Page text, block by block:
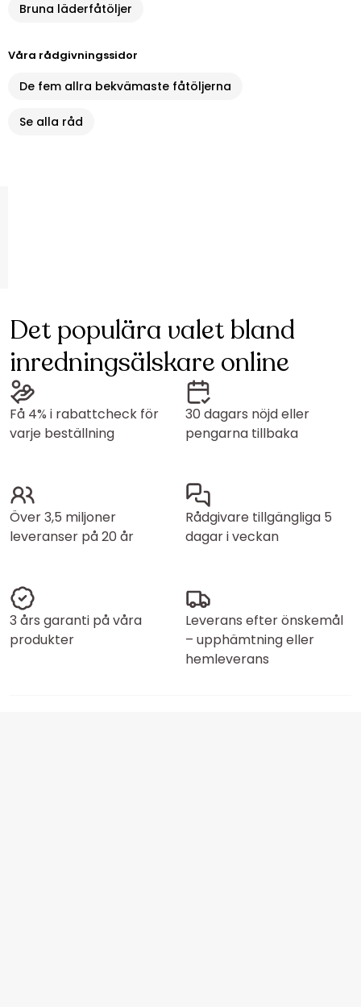
Bruna läderfåtöljer
Våra rådgivningssidor
De fem allra bekvämaste fåtöljerna
Se alla råd
Det populära valet bland
inredningsälskare online
Få 4% i rabattcheck för
varje beställning
30 dagars nöjd eller
pengarna tillbaka
Över 3,5 miljoner
leveranser på 20 år
Rådgivare tillgängliga 5
dagar i veckan
3 års garanti på våra
produkter
Leverans efter önskemål
– upphämtning eller
hemleverans